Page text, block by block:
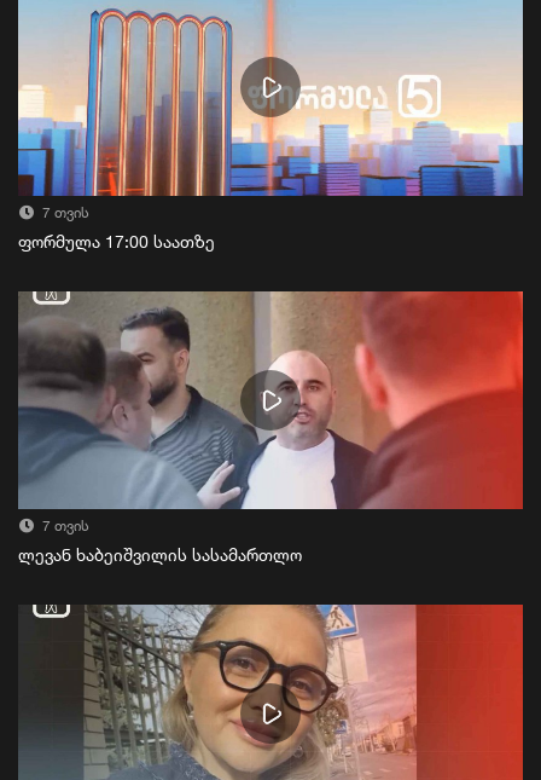
7 თვის
ფორმულა 17:00 საათზე
7 თვის
ლევან ხაბეიშვილის სასამართლო